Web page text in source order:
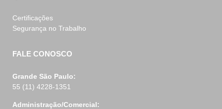
Certificações
Segurança no Trabalho
FALE CONOSCO
Grande São Paulo:
55 (11) 4228-1351
Administração/Comercial: